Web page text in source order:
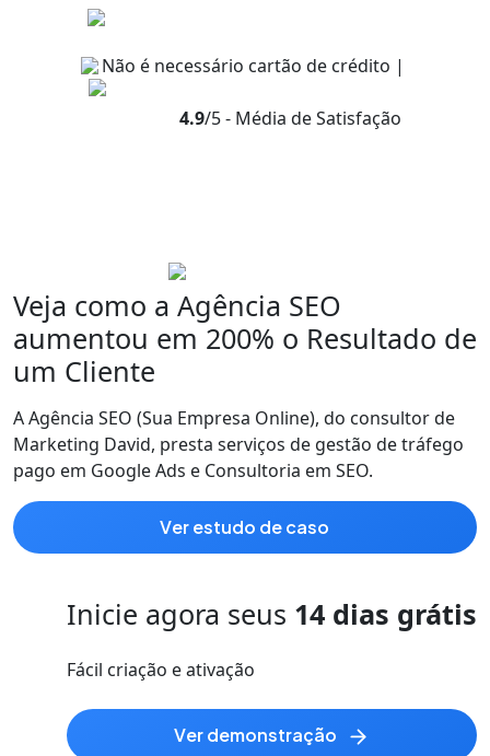
Não é necessário cartão de crédito |
4.9/5 - Média de Satisfação
Veja como a Agência SEO
aumentou em 200% o Resultado de
um Cliente
A Agência SEO (Sua Empresa Online), do consultor de
Marketing David, presta serviços de gestão de tráfego
pago em Google Ads e Consultoria em SEO.
ver estudo de caso
Inicie agora seus 14 dias grátis
Fácil criação e ativação
ver demonstração